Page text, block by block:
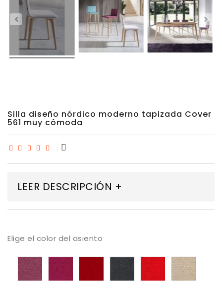
Silla diseño nórdico moderno tapizada Cover
561 muy cómoda
LEER DESCRIPCIÓN +
Elige el color del asiento
Mystic
05
06
Tapizado
Mystic
08
Mystic
13
Tapizado
Mystic
38
50